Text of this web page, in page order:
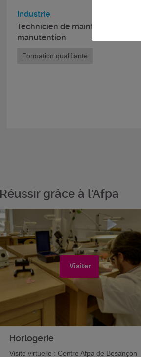
Industrie
Technicien de maintenance
manutention
Formation qualifiante
Réussir grâce à l'Afpa
Visiter
Horlogerie
Visite virtuelle : Centre Afpa de Besançon